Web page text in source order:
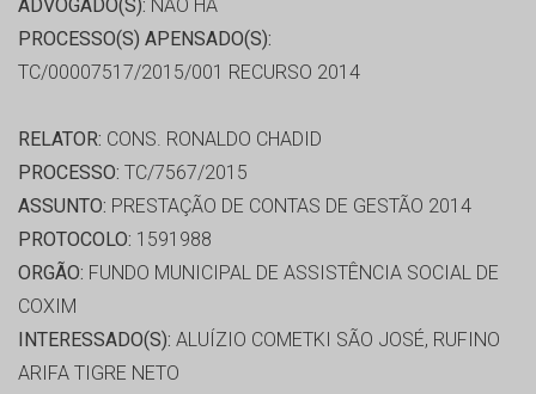
ADVOGADO(S): NÃO HÁ
PROCESSO(S) APENSADO(S):
TC/00007517/2015/001 RECURSO 2014
RELATOR: CONS. RONALDO CHADID
PROCESSO: TC/7567/2015
ASSUNTO: PRESTAÇÃO DE CONTAS DE GESTÃO 2014
PROTOCOLO: 1591988
ORGÃO: FUNDO MUNICIPAL DE ASSISTÊNCIA SOCIAL DE
COXIM
INTERESSADO(S): ALUÍZIO COMETKI SÃO JOSÉ, RUFINO
ARIFA TIGRE NETO